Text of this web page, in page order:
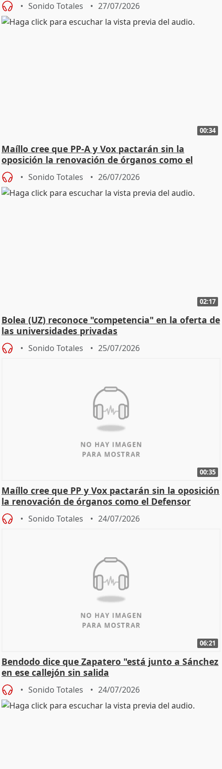
Sonido Totales 27/07/2026
00:34
Maíllo cree que PP-A y Vox pactarán sin la
oposición la renovación de órganos como el
Defensor
Sonido Totales 26/07/2026
02:17
Bolea (UZ) reconoce "competencia" en la oferta de
las universidades privadas
Sonido Totales 25/07/2026
00:35
Maíllo cree que PP y Vox pactarán sin la oposición
la renovación de órganos como el Defensor
Sonido Totales 24/07/2026
06:21
Bendodo dice que Zapatero "está junto a Sánchez
en ese callejón sin salida
Sonido Totales 24/07/2026